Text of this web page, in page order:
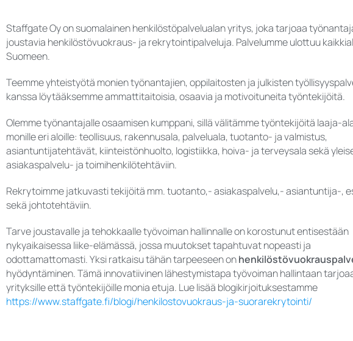
Staffgate Oy on suomalainen henkilöstöpalvelualan yritys, joka tarjoaa
joustavia henkilöstövuokraus- ja rekrytointipalveluja. Palvelumme ulottuu
Suomeen.
Teemme yhteistyötä monien työnantajien, oppilaitosten ja julkisten
kanssa löytääksemme ammattitaitoisia, osaavia ja motivoituneita työntekijöitä.
Olemme työnantajalle osaamisen kumppani, sillä välitämme työntekijöitä laaja-
monille eri aloille: teollisuus, rakennusala, palveluala, tuotanto- ja valmistus,
asiantuntijatehtävät, kiinteistönhuolto, logistiikka, hoiva- ja terveysala sekä
asiakaspalvelu- ja toimihenkilötehtäviin.
Rekrytoimme jatkuvasti tekijöitä mm. tuotanto,- asiakaspalvelu,- asiantuntija-,
sekä johtotehtäviin.
Tarve joustavalle ja tehokkaalle työvoiman hallinnalle on korostunut entisestään
nykyaikaisessa liike-elämässä, jossa muutokset tapahtuvat nopeasti ja
odottamattomasti. Yksi ratkaisu tähän tarpeeseen on
hyödyntäminen. Tämä innovatiivinen lähestymistapa työvoiman hallintaan
yrityksille että työntekijöille monia etuja. Lue lisää blogikirjoituksestamme
https://www.staffgate.fi/blogi/henkilostovuokraus-ja-suorarekrytointi/